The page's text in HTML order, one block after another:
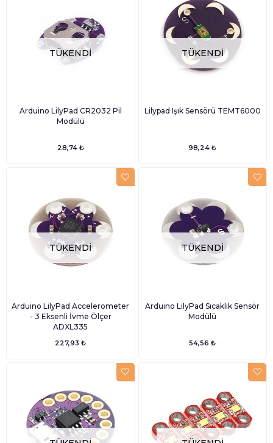
TÜKENDI
Arduino LilyPad CR2032 Pil
Modülü
28,74 ₺
TÜKENDI
Lilypad Işık Sensörü TEMT6000
98,24 ₺
TÜKENDI
Arduino LilyPad Accelerometer
- 3 Eksenli İvme Ölçer
ADXL335
227,93 ₺
TÜKENDI
Arduino LilyPad Sıcaklık Sensör
Modülü
54,56 ₺